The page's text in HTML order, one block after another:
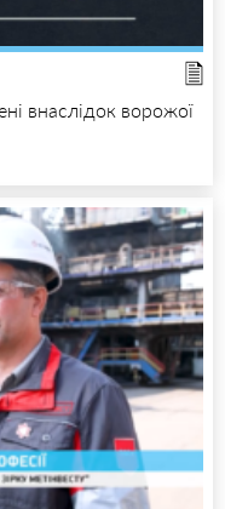
внаслідок ворожої